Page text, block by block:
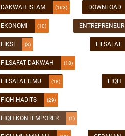
DAKWAH ISLAM (163) DOWNLOAD
EKONOMI (10) ENTREPRENEUR
FIKSI (3) FILSAFAT
FILSAFAT DAKWAH (18)
FILSAFAT ILMU (18) FIQH
FIQH HADITS (29)
FIQH KONTEMPORER (1)